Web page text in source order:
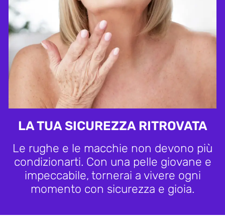
LA TUA SICUREZZA RITROVATA
Le rughe e le macchie non devono più
condizionarti. Con una pelle giovane e
impeccabile, tornerai a vivere ogni
momento con sicurezza e gioia.